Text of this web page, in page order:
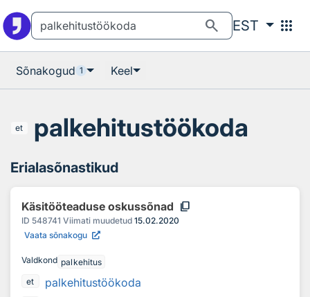
search EST apps
Sõnakogud 1 Keel
et palkehitustöökoda
Erialasõnastikud
Käsitööteaduse oskussõnad content_copy
ID 548741 Viimati muudetud 15.02.2020
Vaata sõnakogu
Valdkond palkehitus
et
palkehitustöökoda